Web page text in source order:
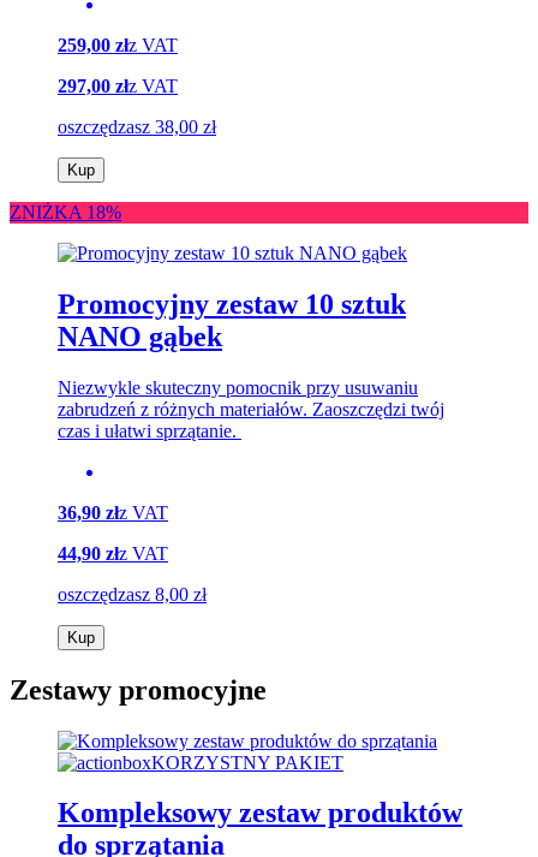
259,00 złz VAT
297,00 złz VAT
oszczędzasz 38,00 zł
Kup
ZNIŻKA 18%
Promocyjny zestaw 10 sztuk
NANO gąbek
Niezwykle skuteczny pomocnik przy usuwaniu
zabrudzeń z różnych materiałów. Zaoszczędzi twój
czas i ułatwi sprzątanie.
36,90 złz VAT
44,90 złz VAT
oszczędzasz 8,00 zł
Kup
Zestawy promocyjne
KORZYSTNY PAKIET
Kompleksowy zestaw produktów
do sprzątania